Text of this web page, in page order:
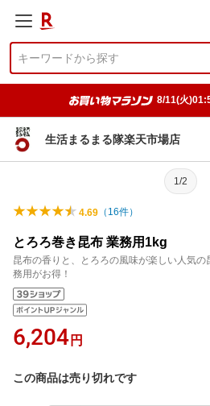
8/11(火
生活まるまる隊楽天市場店
1/2
4.69 （ 16件）
とろろ巻き昆布 業務用1kg
昆布の香りと、とろろの風味が楽しい人気
務用がお得！
6,204 円
この商品は売り切れです